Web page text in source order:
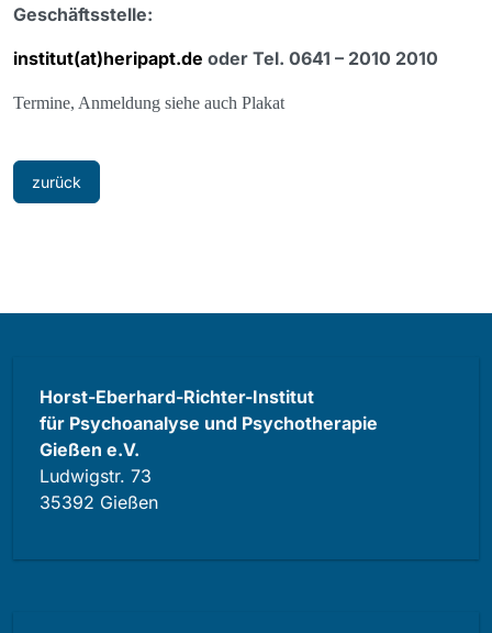
Geschäftsstelle:
institut(at)heripapt.de oder Tel. 0641 – 2010 2010
Termine, Anmeldung siehe auch Plakat
zurück
Horst-Eberhard-Richter-Institut
für Psychoanalyse und Psychotherapie
Gießen e.V.
Ludwigstr. 73
35392 Gießen